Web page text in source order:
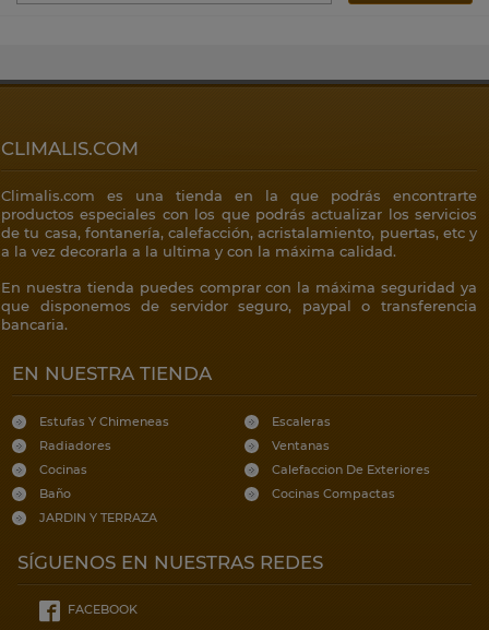
CLIMALIS.COM
Climalis.com es una tienda en la que podrás encontrarte
productos especiales con los que podrás actualizar los servicios
de tu casa, fontanería, calefacción, acristalamiento, puertas, etc y
a la vez decorarla a la ultima y con la máxima calidad.
En nuestra tienda puedes comprar con la máxima seguridad ya
que disponemos de servidor seguro, paypal o transferencia
bancaria.
EN NUESTRA TIENDA
Estufas Y Chimeneas
Radiadores
Cocinas
Baño
JARDIN Y TERRAZA
Escaleras
Ventanas
Calefaccion De Exteriores
Cocinas Compactas
SÍGUENOS EN NUESTRAS REDES
FACEBOOK